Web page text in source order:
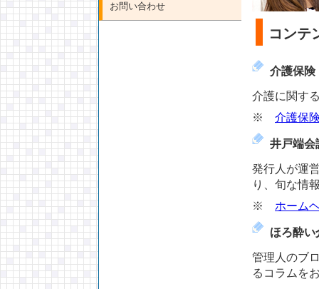
お問い合わせ
コンテ
介護保険
介護に関す
※ 介護保
井戸端会
発行人が運
り、旬な情
※ ホーム
ほろ酔い
管理人のブ
るコラムを